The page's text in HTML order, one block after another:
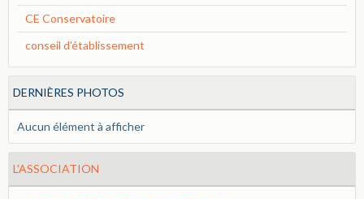
CE Conservatoire
conseil d'établissement
DERNIÈRES PHOTOS
Aucun élément à afficher
L'ASSOCIATION